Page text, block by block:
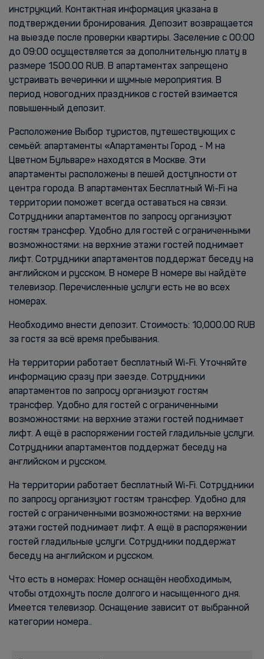
инструкций. Контактная информация указана в
подтверждении бронирования. Депозит возвращается
на выезде после проверки квартиры. Заселение с 00:00
до 09:00 осуществляется за дополнительную плату в
размере 1500.00 RUB. В апартаментах запрещено
устраивать вечеринки и шумные мероприятия. В
период новогодних праздников с гостей взимается
повышенный депозит.
Расположение Выбор туристов, путешествующих с
семьёй: апартаменты «Апартаменты Город - М на
Цветном Бульваре» находятся в Москве. Эти
апартаменты расположены в пешей доступности от
центра города. В апартаментах Бесплатный Wi-Fi на
территории поможет всегда оставаться на связи.
Сотрудники апартаментов по запросу организуют
гостям трансфер. Удобно для гостей с ограниченными
возможностями: на верхние этажи гостей поднимает
лифт. Сотрудники апартаментов поддержат беседу на
английском и русском. В номере В номере вы найдёте
телевизор. Перечисленные услуги есть не во всех
номерах.
Необходимо внести депозит. Стоимость: 10,000.00 RUB
за гостя за всё время пребывания.
На территории работает бесплатный Wi-Fi. Уточняйте
информацию сразу при заезде. Сотрудники
апартаментов по запросу организуют гостям
трансфер. Удобно для гостей с ограниченными
возможностями: на верхние этажи гостей поднимает
лифт. А ещё в распоряжении гостей гладильные услуги.
Сотрудники апартаментов поддержат беседу на
английском и русском.
На территории работает бесплатный Wi-Fi. Сотрудники
по запросу организуют гостям трансфер. Удобно для
гостей с ограниченными возможностями: на верхние
этажи гостей поднимает лифт. А ещё в распоряжении
гостей гладильные услуги. Сотрудники поддержат
беседу на английском и русском.
Что есть в номерах: Номер оснащён необходимым,
чтобы отдохнуть после долгого и насыщенного дня.
Имеется телевизор. Оснащение зависит от выбранной
категории номера..